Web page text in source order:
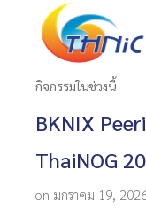
กิจกรรมในช่วงนี้
BKNIX
ThaiNOG
on มกราคม 19,